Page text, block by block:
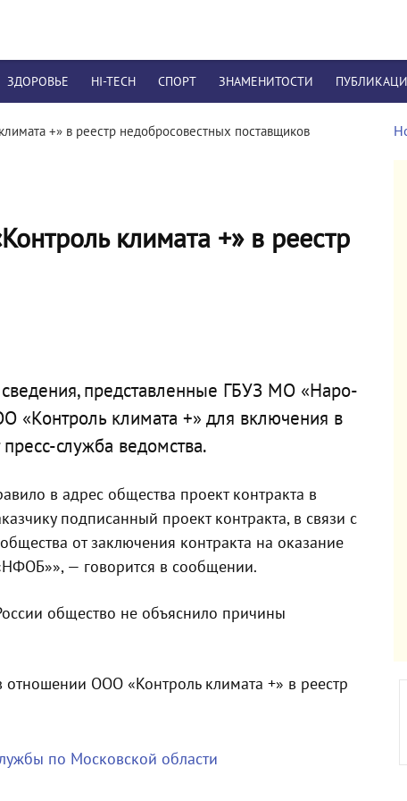
ЗДОРОВЬЕ HI-TECH СПОРТ ЗНАМЕНИТОСТИ
+» в реестр недобросовестных поставщиков
климата +» в реестр
представленные ГБУЗ МО «Наро-
«Контроль климата +» для включения в
служба ведомства.
в адрес общества проект контракта в
подписанный проект контракта, в связи с
от заключения контракта на оказание
— говорится в сообщении.
общество не объяснило причины
отношении ООО «Контроль климата +» в реестр
по Московской области